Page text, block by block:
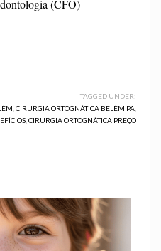
(CFO)
TAGGED UNDER:
CIRURGIA ORTOGNÁTICA BELÉM PA
CIRURGIA ORTOGNÁTICA PREÇO